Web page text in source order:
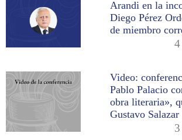
Arandi en la
Diego Pérez
de miembro
Video:
Pablo Palacio
obra literaria»,
Gustavo